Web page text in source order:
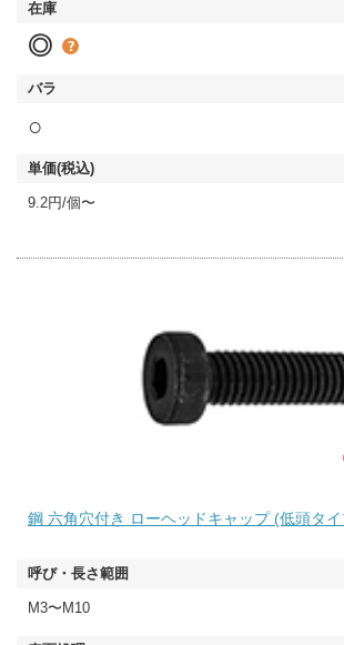
◎
○
9.2円/個〜
鋼 六角穴付き ローヘッドキャップ (低頭タ
M3〜M10